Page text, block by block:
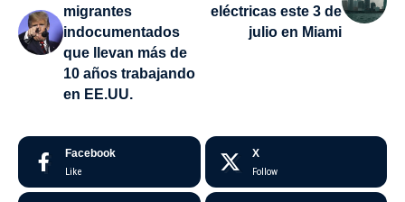
migrantes
indocumentados
que llevan más de
10 años trabajando
en EE.UU.
eléctricas este 3 de
julio en Miami
Facebook
Like
X
Follow